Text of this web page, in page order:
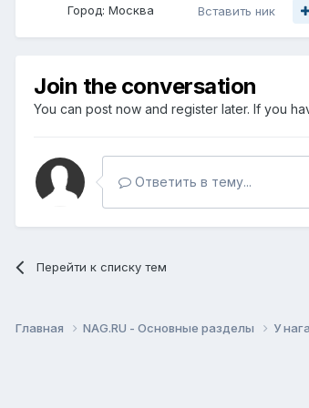
Город: Москва Вставить ник
Join the conversation
You can post now and register later. If you
Ответить в тему...
Перейти к списку тем
Главная NAG.RU - Основные разделы У нага